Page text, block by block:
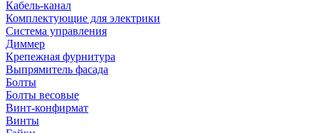
Кабель-канал
Комплектующие для электрики
Система управления
Диммер
Крепежная фурнитура
Выпрямитель фасада
Болты
Болты весовые
Винт-конфирмат
Винты